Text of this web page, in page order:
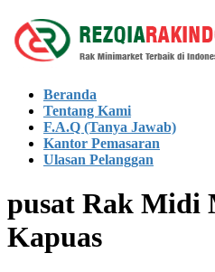
Skip
to
the
Skip
to
the
Beranda
Tentang Kami
F.A.Q (Tanya Jawab)
Kantor Pemasaran
Ulasan Pelanggan
pusat Rak Midi
Kapuas